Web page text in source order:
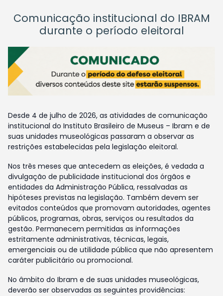
Comunicação institucional do IBRAM
durante o período eleitoral
Desde 4 de julho de 2026, as atividades de comunicação
institucional do Instituto Brasileiro de Museus – Ibram e de
suas unidades museológicas passaram a observar as
restrições estabelecidas pela legislação eleitoral.
Nos três meses que antecedem as eleições, é vedada a
divulgação de publicidade institucional dos órgãos e
entidades da Administração Pública, ressalvadas as
hipóteses previstas na legislação. Também devem ser
evitados conteúdos que promovam autoridades, agentes
públicos, programas, obras, serviços ou resultados da
gestão. Permanecem permitidas as informações
estritamente administrativas, técnicas, legais,
emergenciais ou de utilidade pública que não apresentem
caráter publicitário ou promocional.
No âmbito do Ibram e de suas unidades museológicas,
deverão ser observadas as seguintes providências: